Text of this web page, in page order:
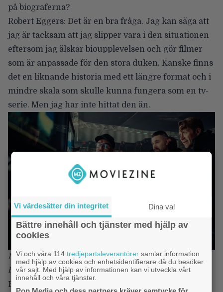
på biograferna?
Robert Eggers: Det är en bra fråga. Jag kan säga att
jag är tacksam att jag slipper vara i den situationen
eftersom jag älskar bioupplevelsen och gör filmer
som är anpassade för den stora duken. Kanske finns
det en liknande historia med ett längre format och i
mindre skala som skulle kunna fungera som en tv-
serie. Men jag har inte hittat den än.
Nosferatus regissör Robert Eggers (i mitten) har varit
besatt av filmen sen han var 9 år gammal.
Eftersom du nämner att du har sett ”Nosferatu”
Vi värdesätter din integritet Dina val
Bättre innehåll och tjänster med hjälp av
cookies
Vi och våra 114tredjepartsleverantörer samlar information
med hjälp av cookies och enhetsidentifierare då du besöker
vår sajt. Med hjälp av informationen kan vi utveckla vårt
innehåll och våra tjänster.